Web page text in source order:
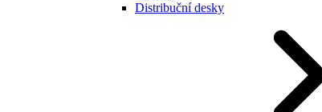
Distribuční desky